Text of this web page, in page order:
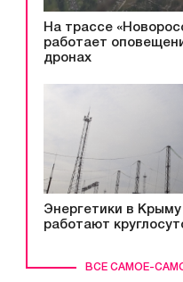
ВСЕ САМОЕ-
На трассе
работает
дронах
Энергетики в Крыму
работают